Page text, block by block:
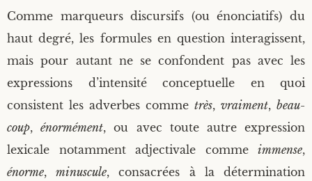
Comme mar­queurs dis­cur­sifs (ou énon­cia­tifs) du
haut degré, les for­mules en ques­tion inter­agissent,
mais pour autant ne se confondent pas avec les
expres­sions d’intensité concep­tuelle en quoi
consistent les adverbes comme très, vrai­ment, beau­
coup,énor­mé­ment, ou avec toute autre expres­sion
lexi­cale notam­ment adjec­ti­vale comme immense,
énorme,minus­cule, consa­crées à la déter­mi­na­tion